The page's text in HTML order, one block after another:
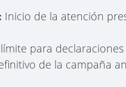
Inicio de la atención
para
de la campaña